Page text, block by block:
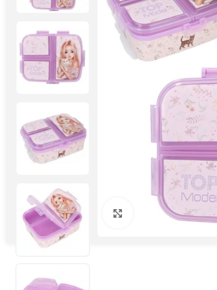
Click to enlarge